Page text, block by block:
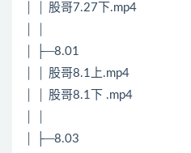
│ │ 股哥7.27下.mp4
│ ├─8.01
│ │ 股哥8.1上.mp4
│ │ 股哥8.1下 .mp4
│ ├─8.03